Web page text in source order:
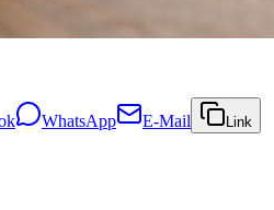
WhatsApp E-Mail Link